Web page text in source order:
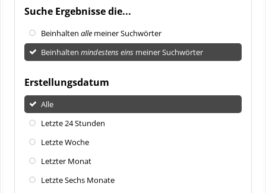
Suche Ergebnisse die...
Beinhalten alle meiner Suchwörter
Beinhalten mindestens eins meiner Suchwörter
Erstellungsdatum
Alle
Letzte 24 Stunden
Letzte Woche
Letzter Monat
Letzte Sechs Monate